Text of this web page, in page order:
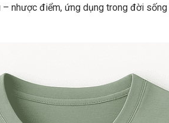
nhược điểm, ứng dụng trong đời